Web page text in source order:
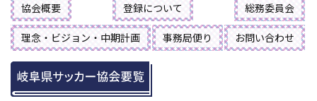
協会概要 登録について 総務委員会
理念・ビジョン・中期計画 事務局便り お問い合わせ